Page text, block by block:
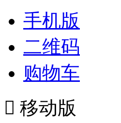
手机版
二维码
购物车
 移动版